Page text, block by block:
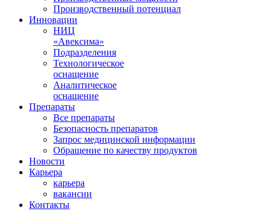
Производственный потенциал
Инновации
НИЦ
«Авексима»
Подразделения
Технологическое
оснащение
Аналитическое
оснащение
Препараты
Все препараты
Безопасность препаратов
Запрос медицинской информации
Обращение по качеству продуктов
Новости
Карьера
карьера
вакансии
Контакты